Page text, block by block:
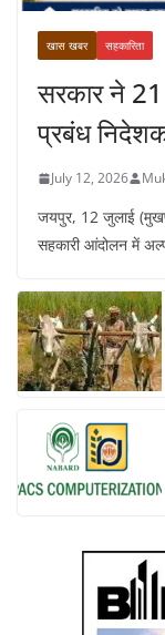
खास खबर सहकारिता
सरकार ने
प्रबंध
July 12, 2026
जयपुर, 12 जुलाई
सहकारी आंदोलन में